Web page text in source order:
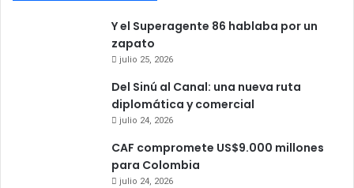
Y el Superagente 86 hablaba por un
zapato
julio 25, 2026
Del Sinú al Canal: una nueva ruta
diplomática y comercial
julio 24, 2026
CAF compromete US$9.000 millones
para Colombia
julio 24, 2026